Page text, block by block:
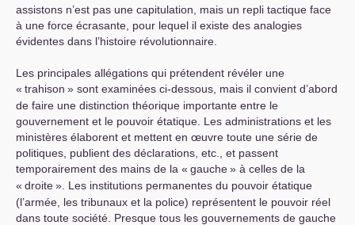
assistons n’est pas une capitulation, mais un repli tactique face
à une force écrasante, pour lequel il existe des analogies
évidentes dans l’histoire révolutionnaire.
Les principales allégations qui prétendent révéler une
« trahison » sont examinées ci-dessous, mais il convient d’abord
de faire une distinction théorique importante entre le
gouvernement et le pouvoir étatique. Les administrations et les
ministères élaborent et mettent en œuvre toute une série de
politiques, publient des déclarations, etc., et passent
temporairement des mains de la « gauche» à celles de la
« droite». Les institutions permanentes du pouvoir étatique
(l’armée, les tribunaux et la police) représentent le pouvoir réel
dans toute société. Presque tous les gouvernements de gauche